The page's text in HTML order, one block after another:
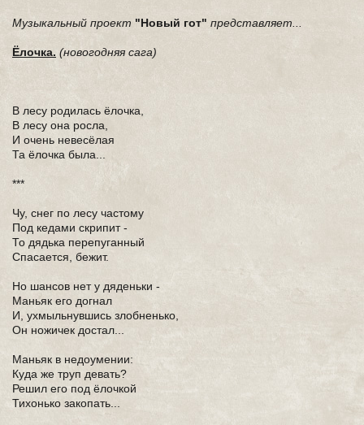
Музыкальный проект "Новый гот" представляет...
Ёлочка. (новогодняя сага)
В лесу родилась ёлочка,
В лесу она росла,
И очень невесёлая
Та ёлочка была...
***
Чу, снег по лесу частому
Под кедами скрипит -
То дядька перепуганный
Спасается, бежит.
Но шансов нет у дяденьки -
Маньяк его догнал
И, ухмыльнувшись злобненько,
Он ножичек достал...
Маньяк в недоумении:
Куда же труп девать?
Решил его под ёлочкой
Тихонько закопать...